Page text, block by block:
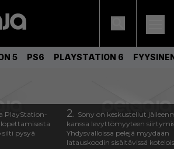
5 PS6 PLAYSTATION 6
PlayStation-
silti pysyä
2. Sony on keskustellut
kanssa levyttömyyteen
Yhdysvalloissa pelejä myydään
latauskoodin sisältävissä